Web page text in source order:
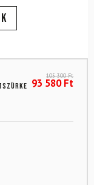
105 300Ft
93 580Ft